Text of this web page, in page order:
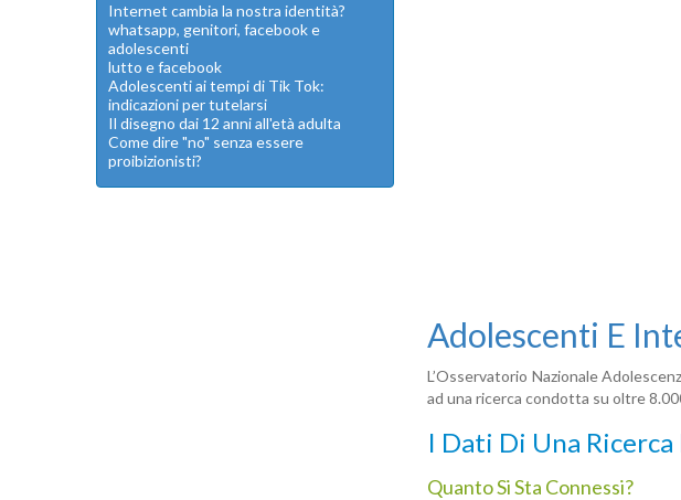
Internet cambia la nostra identità?
whatsapp, genitori, facebook e
adolescenti
lutto e facebook
Adolescenti ai tempi di Tik Tok:
indicazioni per tutelarsi
Il disegno dai 12 anni all'età adulta
Come dire "no" senza essere
proibizionisti?
Adolescenti E
L’Osservatorio Nazionale
ad una ricerca condotta su oltre
I Dati Di Una
Quanto Si Sta Connessi?